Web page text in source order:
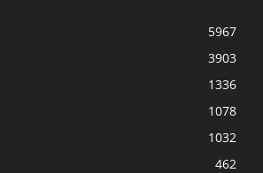
5967
3903
1336
1078
1032
462